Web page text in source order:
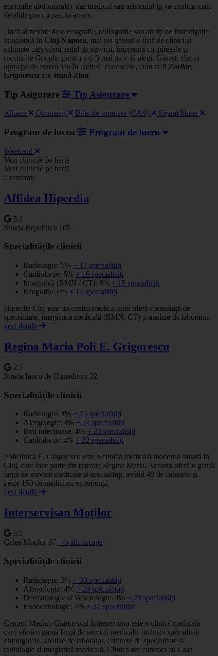
ecografie abdominală), dar medicul sau asistentul îți va explica toate
detaliile pas cu pas, în avans.
Dacă ai nevoie de o ecografie, radiografie sau alt tip de investigație
imagistică în Cluj-Napoca, mai jos găsești o listă de clinici și
cabinete care oferă astfel de servicii, împreună cu adresele și
recenziile Google, pentru a-ți fi mai ușor să alegi. Găsești clinici
aproape de centru sau în cartiere cunoscute, cum ar fi Zorilor,
Grigorescu sau Bună Ziua.
Tip Asigurare Tip Asigurare
Allianz Omniasig Bilet de trimitere (CAS) Signal Iduna
Program de lucru Program de lucru
Weekend
+
−
Vezi clinicile pe hartă
Vezi clinicile pe hartă
5 rezultate
Affidea Hiperdia
3.1
Strada Republicii 105
Specialitățile clinicii
Radiologie: 5% + 17 specialități
Cardiologie: 6% + 16 specialități
Imagistică (RMN / CT): 6% + 15 specialități
Ecografie: 6% + 14 specialități
Hiperdia Cluj este un centru medical care oferă consultații de
specialitate, imagistică medicală (RMN, CT) și analize de laborator.
vezi detalii
Regina Maria Poli E. Grigorescu
2.7
Strada Iancu de Hunedoara 32
Specialitățile clinicii
Radiologie: 4% + 25 specialități
Alergologie: 4% + 24 specialități
Boli infecțioase: 4% + 23 specialități
Cardiologie: 4% + 22 specialități
Policlinica E. Grigorescu este o clinică medicală modernă situată în
Cluj, care face parte din rețeaua Regina Maria. Aceasta oferă o gamă
largă de servicii medicale și specialități, având 40 de cabinete și
peste 150 de medici cu experiență.
vezi detalii
Interservisan Moților
3.5
Calea Moților 87 + o altă locație
Specialitățile clinicii
Radiologie: 3% + 30 specialități
Alergologie: 4% + 29 specialități
Dermatologie si Venerologie: 4% + 28 specialități
Endocrinologie: 4% + 27 specialități
Centrul Medico Chirurgical Interservisan este o clinică medicală
care oferă o gamă largă de servicii medicale, inclusiv specialități
chirurgicale, analize de laborator, cabinete de specialitate și
radiologie și imagistică medicală. Clinica are contract cu Casa